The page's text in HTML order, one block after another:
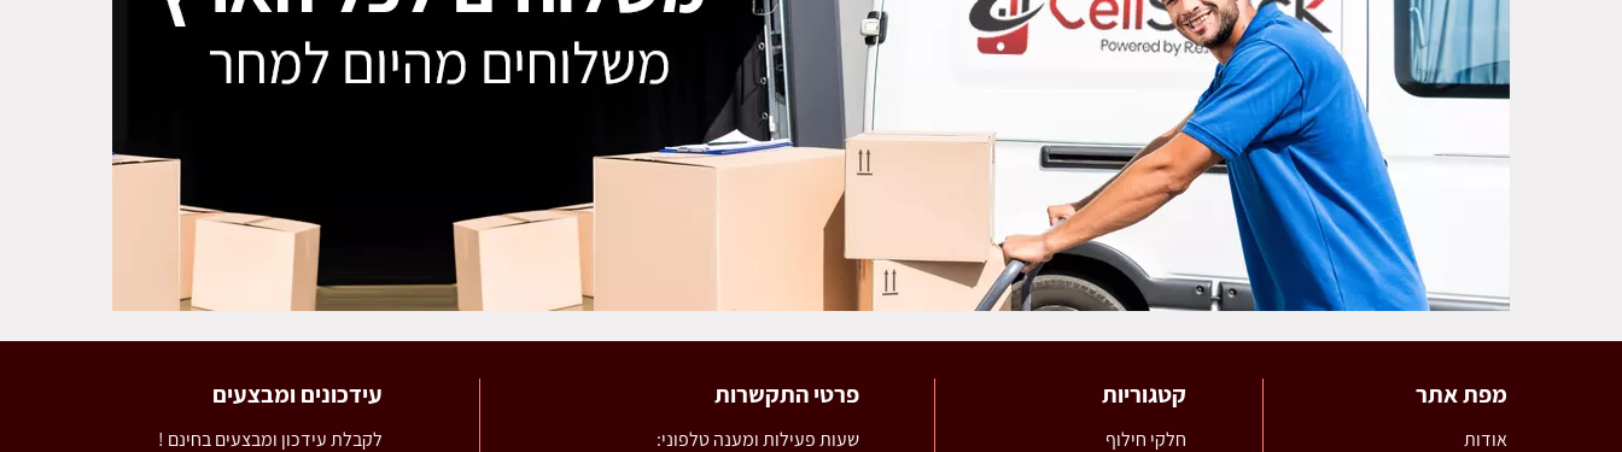
מפת אתר
אודות
קטגוריות
חלקי חילוף
פרטי התקשרות
שעות פעילות ומענה טלפוני:
עידכונים ומבצעים
לקבלת עידכון ומבצעים בחינם !